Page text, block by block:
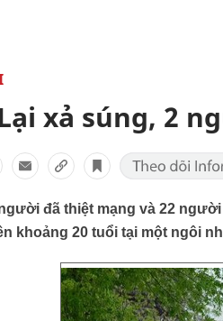
xả súng, 2
người đã thiệt mạng và 22
khoảng 20 tuổi tại một ngôi